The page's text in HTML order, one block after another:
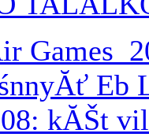
Games
Eb
kĂŠt